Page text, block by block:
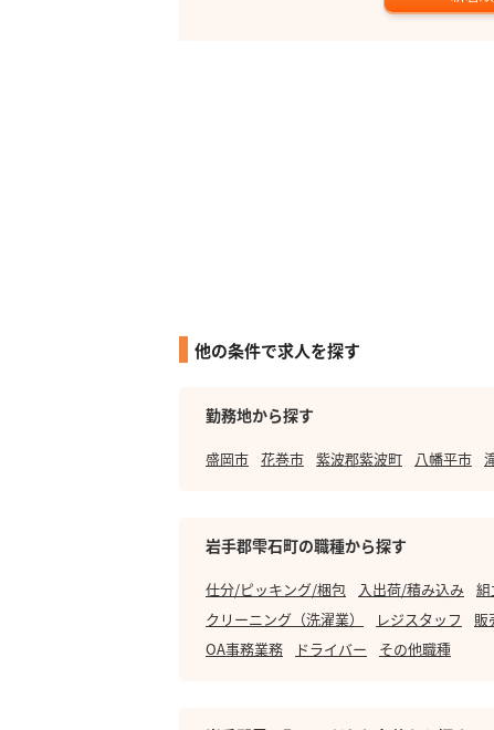
他の条件で求人を探す
勤務地から探す
盛岡市 花巻市 紫波郡紫波町 八幡平市
岩手郡雫石町の職種から探す
仕分/ピッキング/梱包 入出荷/積み込み
クリーニング（洗濯業）
レジスタッフ 販
OA事務業務
ドライバー その他職種